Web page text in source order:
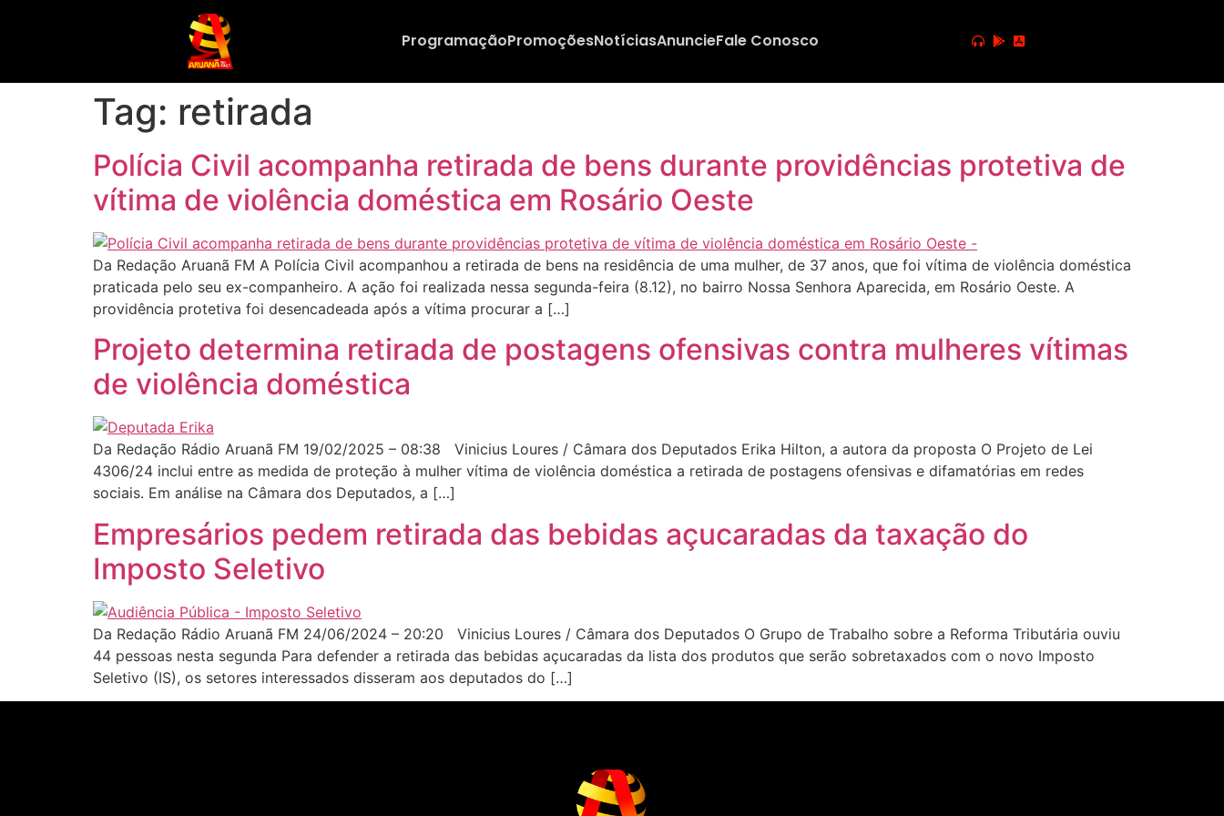
ProgramaçãoPromoçõesNotíciasAnuncieFale Conosco
Tag: retirada
Polícia Civil acompanha retirada de bens durante providências protetiva de
vítima de violência doméstica em Rosário Oeste
Da Redação Aruanã FM A Polícia Civil acompanhou a retirada de bens na residência de uma mulher, de 37 anos, que foi vítima de violência doméstica
praticada pelo seu ex-companheiro. A ação foi realizada nessa segunda-feira (8.12), no bairro Nossa Senhora Aparecida, em Rosário Oeste. A
providência protetiva foi desencadeada após a vítima procurar a […]
Projeto determina retirada de postagens ofensivas contra mulheres vítimas
de violência doméstica
Da Redação Rádio Aruanã FM 19/02/2025 – 08:38 Vinicius Loures / Câmara dos Deputados Erika Hilton, a autora da proposta O Projeto de Lei
4306/24 inclui entre as medida de proteção à mulher vítima de violência doméstica a retirada de postagens ofensivas e difamatórias em redes
sociais. Em análise na Câmara dos Deputados, a […]
Empresários pedem retirada das bebidas açucaradas da taxação do
Imposto Seletivo
Da Redação Rádio Aruanã FM 24/06/2024 – 20:20 Vinicius Loures / Câmara dos Deputados O Grupo de Trabalho sobre a Reforma Tributária ouviu
44 pessoas nesta segunda Para defender a retirada das bebidas açucaradas da lista dos produtos que serão sobretaxados com o novo Imposto
Seletivo (IS), os setores interessados disseram aos deputados do […]